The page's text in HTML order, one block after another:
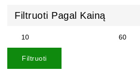
Filtruoti Pagal Kainą
Filtruoti